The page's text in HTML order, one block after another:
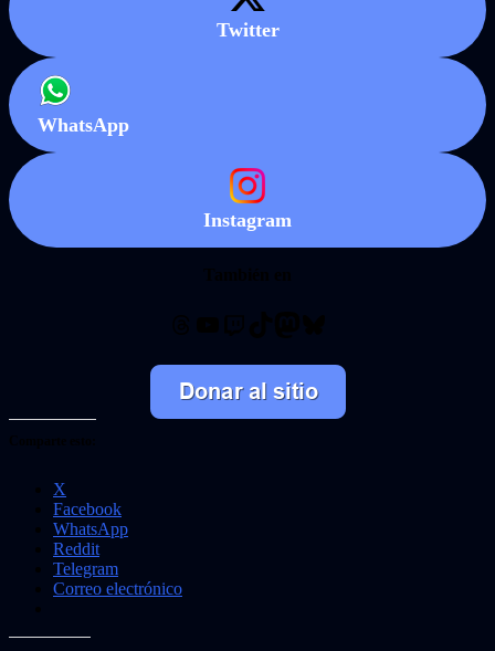
Twitter
WhatsApp
Instagram
X
Facebook
WhatsApp
Reddit
Telegram
Correo electrónico